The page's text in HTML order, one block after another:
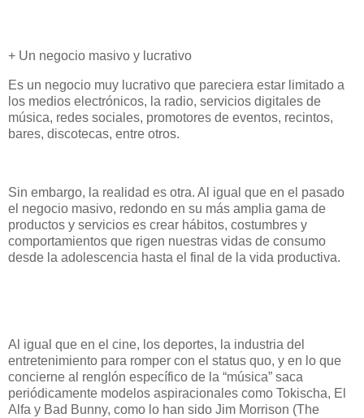
+ Un negocio masivo y lucrativo
Es un negocio muy lucrativo que pareciera estar limitado a
los medios electrónicos, la radio, servicios digitales de
música, redes sociales, promotores de eventos, recintos,
bares, discotecas, entre otros.
Sin embargo, la realidad es otra. Al igual que en el pasado
el negocio masivo, redondo en su más amplia gama de
productos y servicios es crear hábitos, costumbres y
comportamientos que rigen nuestras vidas de consumo
desde la adolescencia hasta el final de la vida productiva.
Al igual que en el cine, los deportes, la industria del
entretenimiento para romper con el status quo, y en lo que
concierne al renglón específico de la “música” saca
periódicamente modelos aspiracionales como Tokischa, El
Alfa y Bad Bunny, como lo han sido Jim Morrison (The